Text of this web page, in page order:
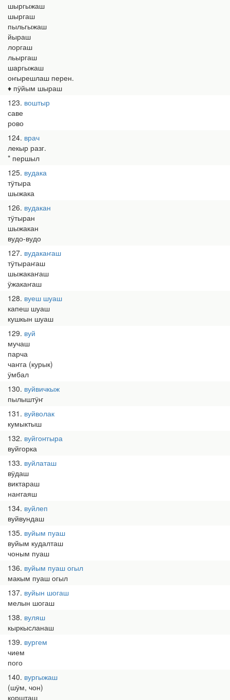
шыргыжаш
шыргаш
пыльгыжаш
йыраш
лоргаш
льыргаш
шаргыжаш
оҥырешлаш перен.
♦ пӱйым шыраш
123 воштыр
саве
рово
124 врач
лекыр разг.
* першыл
125 вудака
тӱтыра
шыжака
126 вудакан
тӱтыран
шыжакан
вудо-вудо
127 вудакаҥаш
тӱтыраҥаш
шыжакаҥаш
ӱжакаҥаш
128 вуеш шуаш
капеш шуаш
кушкын шуаш
129 вуй
мучаш
парча
чаҥга (курык)
ӱмбал
130 вуйвичкыж
пылыштӱҥ
131 вуйволак
кумыктыш
132 вуйгоҥгыра
вуйгорка
133 вуйлаташ
вӱдаш
виктараш
наҥгаяш
134 вуйлеп
вуйвундаш
135 вуйым пуаш
вуйым кудалташ
чоным пуаш
136 вуйым пуаш огыл
макым пуаш огыл
137 вуйын шогаш
мелын шогаш
138 вуляш
кыркысланаш
139 вургем
чием
пого
140 вургыжаш
(шӱм, чон)
коршташ